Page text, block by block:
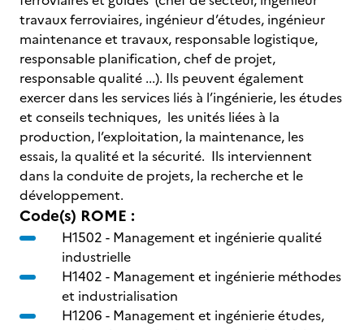
travaux ferroviaires, ingénieur d’études, ingénieur
maintenance et travaux, responsable logistique,
responsable planification, chef de projet,
responsable qualité ...). Ils peuvent également
exercer dans les services liés à l’ingénierie, les études
et conseils techniques, les unités liées à la
production, l’exploitation, la maintenance, les
essais, la qualité et la sécurité. Ils interviennent
dans la conduite de projets, la recherche et le
développement.
Code(s) ROME :
H1502 - Management et ingénierie qualité
industrielle
H1402 - Management et ingénierie méthodes
et industrialisation
H1206 - Management et ingénierie études,